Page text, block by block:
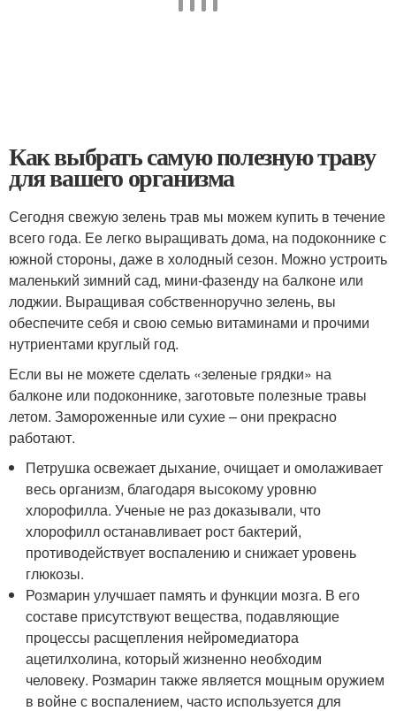
Как выбрать самую полезную траву
для вашего организма
Сегодня свежую зелень трав мы можем купить в течение
всего года. Ее легко выращивать дома, на подоконнике с
южной стороны, даже в холодный сезон. Можно устроить
маленький зимний сад, мини-фазенду на балконе или
лоджии. Выращивая собственноручно зелень, вы
обеспечите себя и свою семью витаминами и прочими
нутриентами круглый год.
Если вы не можете сделать «зеленые грядки» на
балконе или подоконнике, заготовьте полезные травы
летом. Замороженные или сухие – они прекрасно
работают.
Петрушка освежает дыхание, очищает и омолаживает
весь организм, благодаря высокому уровню
хлорофилла. Ученые не раз доказывали, что
хлорофилл останавливает рост бактерий,
противодействует воспалению и снижает уровень
глюкозы.
Розмарин улучшает память и функции мозга. В его
составе присутствуют вещества, подавляющие
процессы расщепления нейромедиатора
ацетилхолина, который жизненно необходим
человеку. Розмарин также является мощным оружием
в войне с воспалением, часто используется для